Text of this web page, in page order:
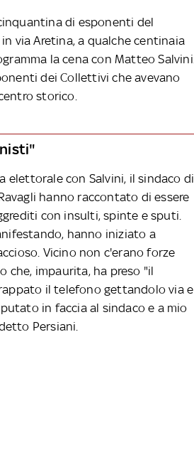
di esponenti del
via Aretina, a qualche centinaia
la cena con Matteo Salvini.
dei Collettivi che avevano
storico.
elettorale con Salvini, il sindaco di
hanno raccontato di essere
con insulti, spinte e sputi.
hanno iniziato a
Vicino non c'erano forze
che, impaurita, ha preso "il
il telefono gettandolo via e
in faccia al sindaco e a mio
Persiani.